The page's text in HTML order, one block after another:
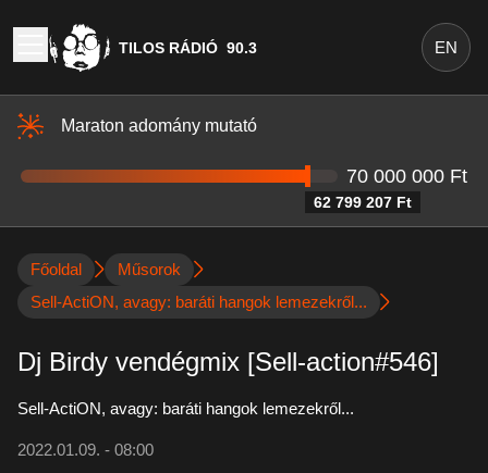
TILOS RÁDIÓ 90.3 EN
Maraton adomány mutató
62 799 207 Ft
70 000 000 Ft
Főoldal
Műsorok
Sell-ActiON, avagy: baráti hangok lemezekről...
Dj Birdy vendégmix [Sell-action#546]
Sell-ActiON, avagy: baráti hangok lemezekről...
2022.01.09. - 08:00